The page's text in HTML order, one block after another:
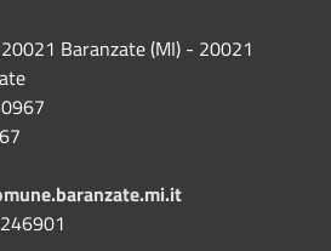
Baranzate (MI) - 20021